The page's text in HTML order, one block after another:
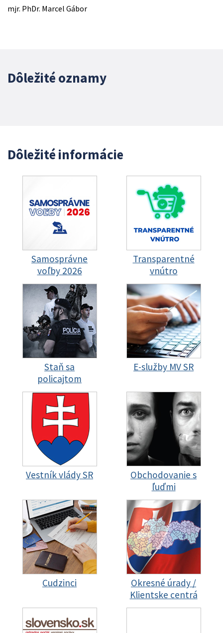
mjr. PhDr. Marcel Gábor
Dôležité oznamy
Dôležité informácie
Samosprávne
voľby 2026
Transparentné
vnútro
Staň sa
policajtom
E-služby MV SR
Vestník vlády SR
Obchodovanie s
ľuďmi
Cudzinci
Okresné úrady /
Klientske centrá